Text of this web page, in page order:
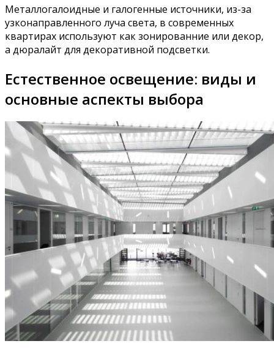
Металлогалоидные и галогенные источники, из-за
узконаправленного луча света, в современных
квартирах используют как зонированние или декор,
а дюралайт для декоративной подсветки.
Естественное освещение: виды и
основные аспекты выбора